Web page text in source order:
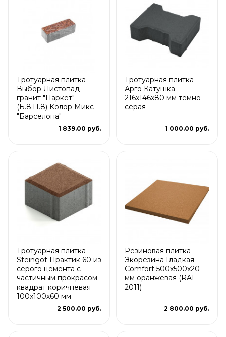
Тротуарная плитка
Выбор Листопад
гранит "Паркет"
(Б.8.П.8) Колор Микс
"Барселона"
1 839.00 руб.
Тротуарная плитка
Арго Катушка
216x146x80 мм темно-
серая
1 000.00 руб.
Тротуарная плитка
Steingot Практик 60 из
серого цемента с
частичным прокрасом
квадрат коричневая
100х100х60 мм
2 500.00 руб.
Резиновая плитка
Экорезина Гладкая
Comfort 500x500x20
мм оранжевая (RAL
2011)
2 800.00 руб.